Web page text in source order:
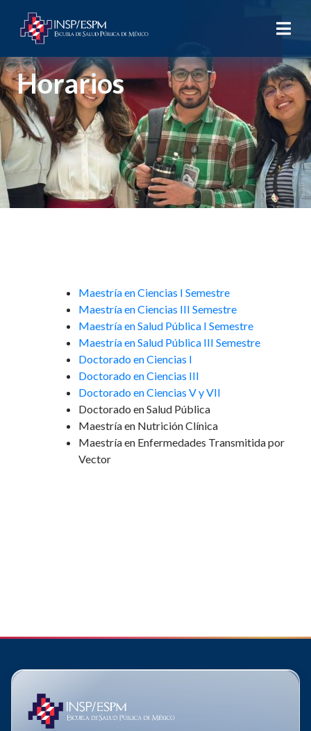
Horarios
Maestría en Ciencias I Semestre
Maestría en Ciencias III Semestre
Maestría en Salud Pública I Semestre
Maestría en Salud Pública III Semestre
Doctorado en Ciencias I
Doctorado en Ciencias III
Doctorado en Ciencias V y VII
Doctorado en Salud Pública
Maestría en Nutrición Clínica
Maestría en Enfermedades Transmitida por
Vector